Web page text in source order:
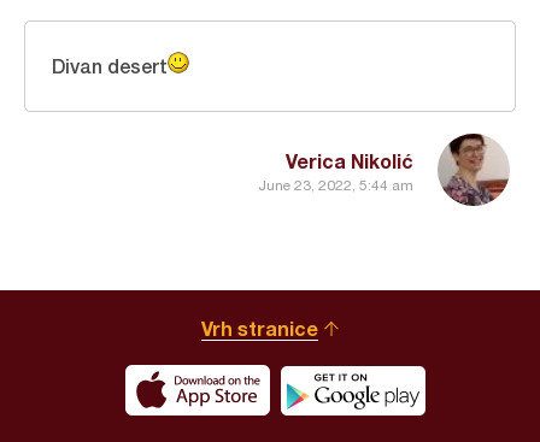
Verica Nikolić
June 23, 2022, 5:44 am
Divan desert
Vrh stranice